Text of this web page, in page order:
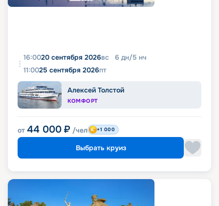
16:0020 сентября 2026вс 6 дн/5 нч
11:0025 сентября 2026пт
Алексей Толстой
КОМФОРТ
от 44 000 ₽ /чел +1 000
Выбрать круиз